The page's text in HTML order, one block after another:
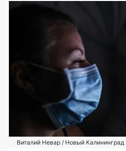
Виталий Невар / Новый Калининград